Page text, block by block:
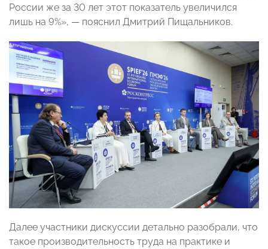
России же за 30 лет этот показатель увеличился
лишь на 9%», — пояснил Дмитрий Пищальников.
Далее участники дискуссии детально разобрали, что
такое производительность труда на практике и